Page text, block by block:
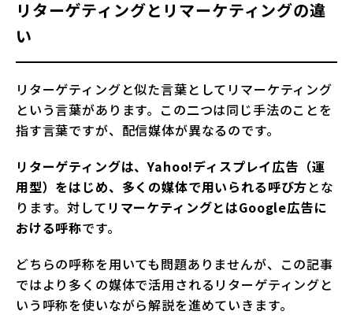
リターゲティングとリマーケティングの違
い
リターゲティングと似た言葉としてリマーケティング
という言葉があります。この二つは同じ手法のことを
指す言葉ですが、配信媒体が異なるのです。
リターゲティングは、Yahoo!ディスプレイ広告（運
用型）をはじめ、多くの媒体で用いられる呼び方とな
ります。対して リマーケティングとはGoogle広告に
おける呼称です。
どちらの呼称を用いても問題ありませんが、この記事
ではより多くの媒体で活用されるリターゲティングと
いう呼称を使いながら解説を進めていきます。